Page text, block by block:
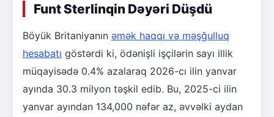
Funt Sterlinqin Dəyəri Düşdü
Böyük Britaniyanın əmək haqqı və məşğulluq
hesabatı göstərdi ki, ödənişli işçilərin sayı illik
müqayisədə 0.4% azalaraq 2026-cı ilin yanvar
ayında 30.3 milyon təşkil edib. Bu, 2025-ci ilin
yanvar ayından 134,000 nəfər az, əvvəlki aydan